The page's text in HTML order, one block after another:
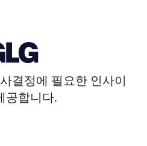
결정에 필요한 인사이
공합니다.